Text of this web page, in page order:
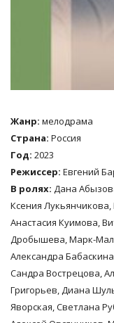
Жанр: мелодрама
Страна: Россия
Год: 2023
Режиссер: Евгений
В ролях: Дана
Ксения
Анастасия Куимова,
Дробышева, Марк-
Александра
Сандра Вострецова,
Григорьев, Диана
Яворская, Светлана